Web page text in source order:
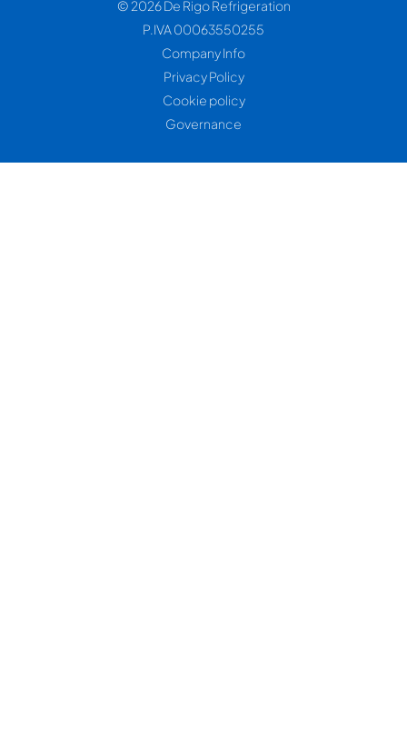
© 2026 De Rigo Refrigeration
P.IVA 00063550255
Company Info
Privacy Policy
Cookie policy
Governance